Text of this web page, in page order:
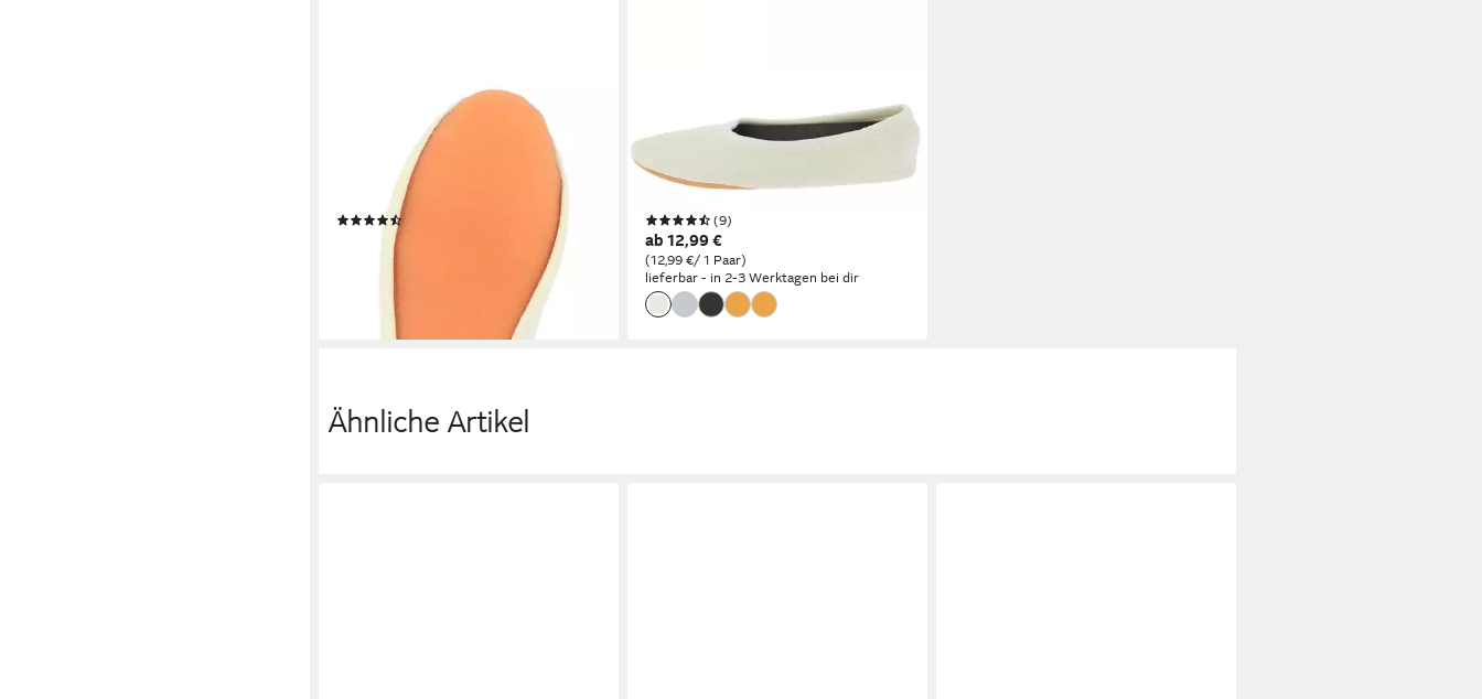
Schläppchen mit Ristgummi,
Baumwolle, Gummisohle
Gymnastikschuh (Beck Bestseller, für
Kinder und Erwachsene) Handmade
in Germany
(14,00 €/ 1 Paar)
lieferbar - in 2-3 Werktagen bei dir
Schläppchen aus Kunstleder,
Gummisohle Gymnastikschuh (sehr
robustes veganes Kunstleder, Gr. 23-
Laufsohle(9)
ab 12,99 €
(12,99 €/ 1 Paar)
lieferbar - in 2-3 Werktagen bei dir
Ähnliche Artikel